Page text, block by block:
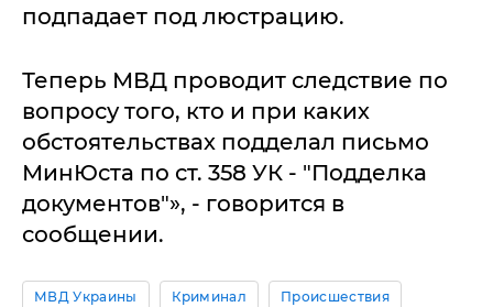
подпадает под люстрацию.
Теперь МВД проводит следствие по
вопросу того, кто и при каких
обстоятельствах подделал письмо
МинЮста по ст. 358 УК - "Подделка
документов"», - говорится в
сообщении.
МВД Украины Криминал Происшествия